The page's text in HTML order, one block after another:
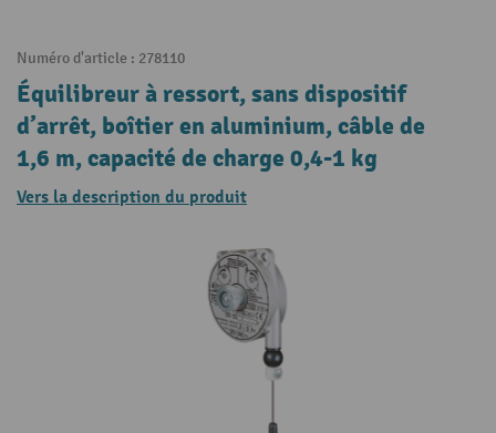
Numéro d'article : 278110
Équilibreur à ressort, sans dispositif
d’arrêt, boîtier en aluminium, câble de
1,6 m, capacité de charge 0,4-1 kg
Vers la description du produit